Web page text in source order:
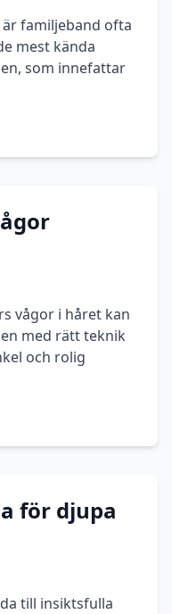
familjeband ofta
mest kända
som innefattar
vågor i håret kan
med rätt teknik
och rolig
för djupa
till insiktsfulla